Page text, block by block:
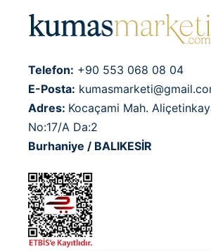
Telefon: +90 553 068 08 04
E-Posta:
Adres: Kocaçami Mah.
No:17/A Da:2
Burhaniye / BALIKESİR